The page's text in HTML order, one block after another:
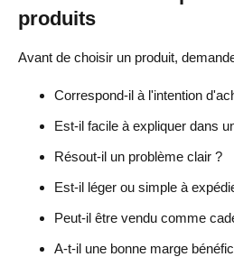
produits
Avant de choisir un produit,
Correspond-il à l'intention
Est-il facile à expliquer dans
Résout-il un problème clair ?
Est-il léger ou simple à
Peut-il être vendu comme
A-t-il une bonne marge